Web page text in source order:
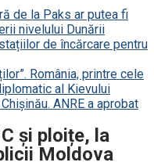
de la Paks ar putea fi
nivelului Dunării
de încărcare pentru
România, printre cele
al Kievului
ANRE a aprobat
și ploițe, la
Moldova